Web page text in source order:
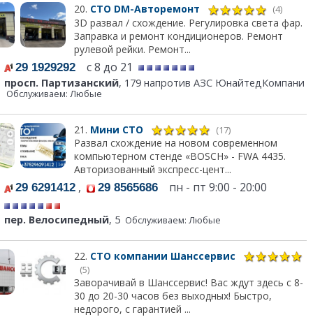
20. СТО DM-Авторемонт (4)
3D развал / схождение. Регулировка света фар.
Заправка и ремонт кондиционеров. Ремонт
рулевой рейки. Ремонт...
29 1929292 с 8 до 21
просп. Партизанский, 179 напротив АЗС ЮнайтедКомпани
Обслуживаем: Любые
21. Мини СТО (17)
Развал схождение на новом современном
компьютерном стенде «BOSCH» - FWA 4435.
Авторизованный экспресс-цент...
29 6291412 , 29 8565686 пн - пт 9:00 - 20:00
пер. Велосипедный, 5 Обслуживаем: Любые
22. СТО компании Шанссервис
(5)
Заворачивай в Шанссервис! Вас ждут здесь с 8-
30 до 20-30 часов без выходных! Быстро,
недорого, с гарантией ...